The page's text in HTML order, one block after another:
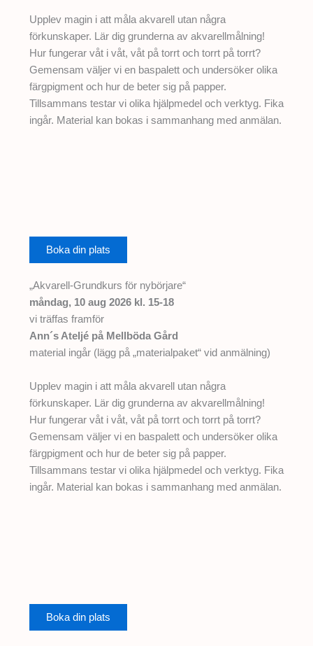
Upplev magin i att måla akvarell utan några
förkunskaper. Lär dig grunderna av akvarellmålning!
Hur fungerar våt i våt, våt på torrt och torrt på torrt?
Gemensam väljer vi en baspalett och undersöker olika
färgpigment och hur de beter sig på papper.
Tillsammans testar vi olika hjälpmedel och verktyg. Fika
ingår. Material kan bokas i sammanhang med anmälan.
Boka din plats
„Akvarell-Grundkurs för nybörjare“
måndag, 10 aug 2026 kl. 15-18
vi träffas framför
Ann´s Ateljé på Mellböda Gård
material ingår (lägg på „materialpaket“ vid anmälning)
Upplev magin i att måla akvarell utan några
förkunskaper. Lär dig grunderna av akvarellmålning!
Hur fungerar våt i våt, våt på torrt och torrt på torrt?
Gemensam väljer vi en baspalett och undersöker olika
färgpigment och hur de beter sig på papper.
Tillsammans testar vi olika hjälpmedel och verktyg. Fika
ingår. Material kan bokas i sammanhang med anmälan.
Boka din plats